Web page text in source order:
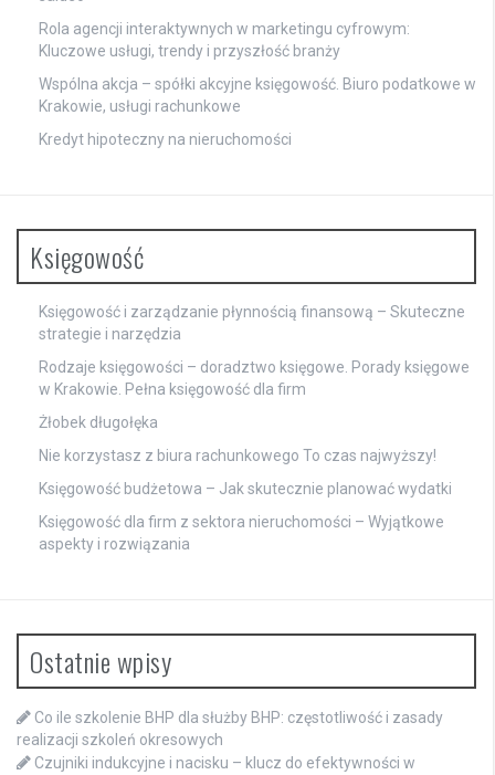
Rola agencji interaktywnych w marketingu cyfrowym:
Kluczowe usługi, trendy i przyszłość branży
Wspólna akcja – spółki akcyjne księgowość. Biuro podatkowe w
Krakowie, usługi rachunkowe
Kredyt hipoteczny na nieruchomości
Księgowość
Księgowość i zarządzanie płynnością finansową – Skuteczne
strategie i narzędzia
Rodzaje księgowości – doradztwo księgowe. Porady księgowe
w Krakowie. Pełna księgowość dla firm
Żłobek długołęka
Nie korzystasz z biura rachunkowego To czas najwyższy!
Księgowość budżetowa – Jak skutecznie planować wydatki
Księgowość dla firm z sektora nieruchomości – Wyjątkowe
aspekty i rozwiązania
Ostatnie wpisy
Co ile szkolenie BHP dla służby BHP: częstotliwość i zasady
realizacji szkoleń okresowych
Czujniki indukcyjne i nacisku – klucz do efektywności w